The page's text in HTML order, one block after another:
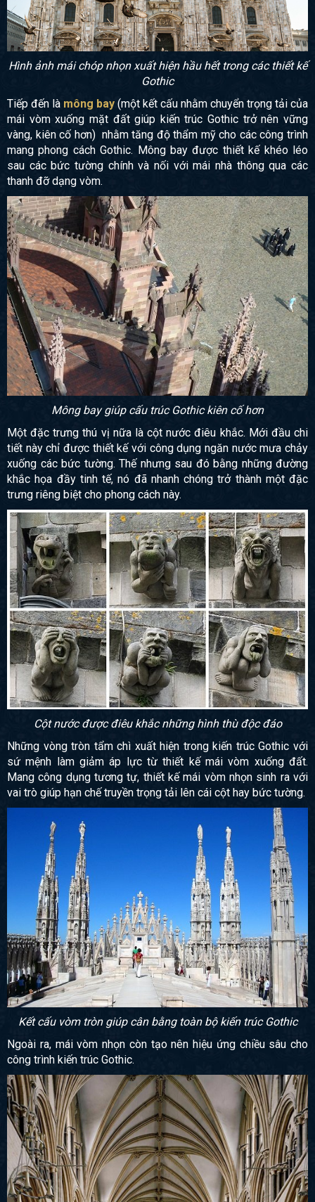
Hình ảnh mái chóp nhọn xuất hiện hầu hết trong các thiết kế
Gothic
Tiếp đến là mông bay (một kết cấu nhằm chuyển trọng tải của
mái vòm xuống mặt đất giúp kiến trúc Gothic trở nên vững
vàng, kiên cố hơn) nhằm tăng độ thẩm mỹ cho các công trình
mang phong cách Gothic. Mông bay được thiết kế khéo léo
sau các bức tường chính và nối với mái nhà thông qua các
thanh đỡ dạng vòm.
Mông bay giúp cấu trúc Gothic kiên cố hơn
Một đặc trưng thú vị nữa là cột nước điêu khắc. Mới đầu chi
tiết này chỉ được thiết kế với công dụng ngăn nước mưa chảy
xuống các bức tường. Thế nhưng sau đó bằng những đường
khắc họa đầy tinh tế, nó đã nhanh chóng trở thành một đặc
trưng riêng biệt cho phong cách này.
Cột nước được điêu khắc những hình thù độc đáo
Những vòng tròn tẩm chì xuất hiện trong kiến trúc Gothic với
sứ mệnh làm giảm áp lực từ thiết kế mái vòm xuống đất.
Mang công dụng tương tự, thiết kế mái vòm nhọn sinh ra với
vai trò giúp hạn chế truyền trọng tải lên cái cột hay bức tường.
Kết cấu vòm tròn giúp cân bằng toàn bộ kiến trúc Gothic
Ngoài ra, mái vòm nhọn còn tạo nên hiệu ứng chiều sâu cho
công trình kiến trúc Gothic.